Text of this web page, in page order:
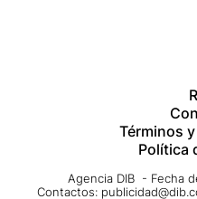
Términos
Política
Agencia DIB - Fecha
Contactos: